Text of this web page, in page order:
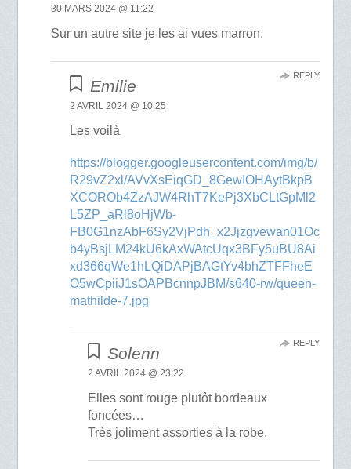
30 MARS 2024 @ 11:22
Sur un autre site je les ai vues marron.
Emilie
2 AVRIL 2024 @ 10:25
Les voilà
https://blogger.googleusercontent.com/img/b/
R29vZ2xl/AVvXsEiqGD_8GewIOHAytBkpB
XCOROb4ZzAJW4RhT7KePj3XbCLtGpMl2
L5ZP_aRl8oHjWb-
FB0G1nzAbF6Sy2VjPdh_x2Jjzgvewan01Oc
b4yBsjLM24kU6kAxWAtcUqx3BFy5uBU8Ai
xd366qWe1hLQiDAPjBAGtYv4bhZTFFheE
O5wCpiiJ1sOAPBcnnpJBM/s640-rw/queen-
mathilde-7.jpg
REPLY
Solenn
2 AVRIL 2024 @ 23:22
Elles sont rouge plutôt bordeaux
foncées…
Très joliment assorties à la robe.
REPLY